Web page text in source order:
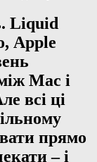
Liquid
Apple
Mac і
всі ці
прямо
– і